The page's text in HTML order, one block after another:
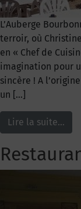
L’Auberge
terroir, où
en « Chef de
imagination pour
sincère ! A
un […]
Lire la suite…